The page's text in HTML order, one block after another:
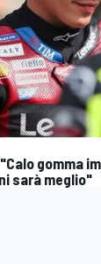
gomma
sarà meglio"